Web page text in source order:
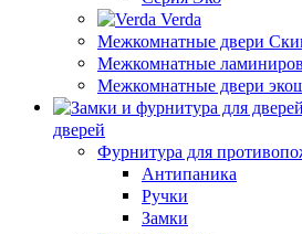
Verda
Межкомнатные двери
Межкомнатные
Межкомнатные двери
дверей
Фурнитура для
Антипаника
Ручки
Замки